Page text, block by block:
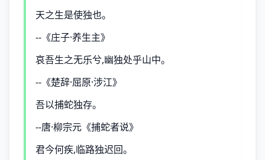
天之生是使独也。
--《庄子·养生主》
哀吾生之无乐兮,幽独处乎山中。
--《楚辞·屈原·涉江》
吾以捕蛇独存。
--唐·柳宗元《捕蛇者说》
君今何疾,临路独迟回。